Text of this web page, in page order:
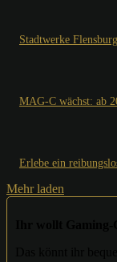
Stadtwerke
MAG-C wächst: ab
Erlebe ein
Mehr laden